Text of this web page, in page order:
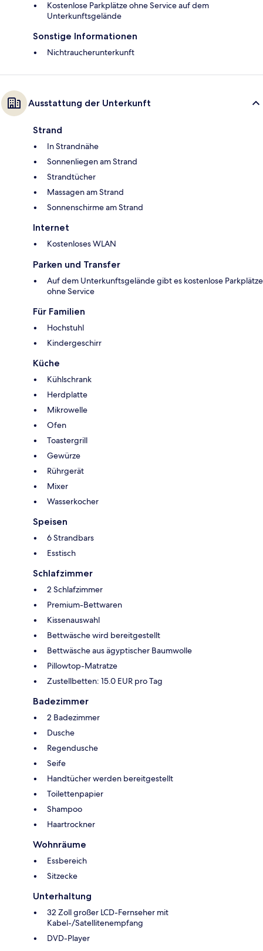
Kostenlose Parkplätze ohne Service auf dem
Unterkunftsgelände
Sonstige Informationen
Nichtraucherunterkunft
Ausstattung der Unterkunft
Strand
In Strandnähe
Sonnenliegen am Strand
Strandtücher
Massagen am Strand
Sonnenschirme am Strand
Internet
Kostenloses WLAN
Parken und Transfer
Auf dem Unterkunftsgelände gibt es kostenlose Parkplätze
ohne Service
Für Familien
Hochstuhl
Kindergeschirr
Küche
Kühlschrank
Herdplatte
Mikrowelle
Ofen
Toastergrill
Gewürze
Rührgerät
Mixer
Wasserkocher
Speisen
6 Strandbars
Esstisch
Schlafzimmer
2 Schlafzimmer
Premium-Bettwaren
Kissenauswahl
Bettwäsche wird bereitgestellt
Bettwäsche aus ägyptischer Baumwolle
Pillowtop-Matratze
Zustellbetten: 15.0 EUR pro Tag
Badezimmer
2 Badezimmer
Dusche
Regendusche
Seife
Handtücher werden bereitgestellt
Toilettenpapier
Shampoo
Haartrockner
Wohnräume
Essbereich
Sitzecke
Unterhaltung
32 Zoll großer LCD-Fernseher mit
Kabel-/Satellitenempfang
DVD-Player